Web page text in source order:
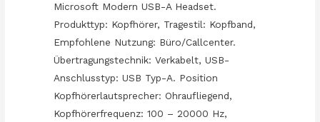
Microsoft Modern USB-A Headset.
Produkttyp: Kopfhörer, Tragestil: Kopfband,
Empfohlene Nutzung: Büro/Callcenter.
Übertragungstechnik: Verkabelt, USB-
Anschlusstyp: USB Typ-A. Position
Kopfhörerlautsprecher: Ohraufliegend,
Kopfhörerfrequenz: 100 – 20000 Hz,